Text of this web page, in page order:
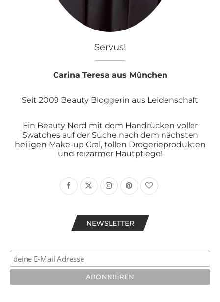
Servus!
Carina Teresa aus München
Seit 2009 Beauty Bloggerin aus Leidenschaft
Ein Beauty Nerd mit dem Handrücken voller
Swatches auf der Suche nach dem nächsten
heiligen Make-up Gral, tollen Drogerieprodukten
und reizarmer Hautpflege!
NEWSLETTER